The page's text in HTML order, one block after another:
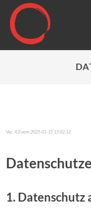
Ver.: 4.0 vom 2025-01-15 15:02:12
1. Datenschutz